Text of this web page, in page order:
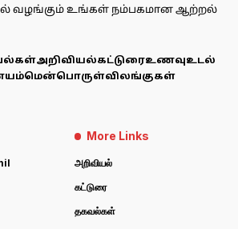
வழங்கும் உங்கள் நம்பகமான ஆற்றல்
அறிவியல்கட்டுரைஉணவுஉடல்
மென்பொருள்விலங்குகள்
More Links
அறிவியல்
கட்டுரை
தகவல்கள்